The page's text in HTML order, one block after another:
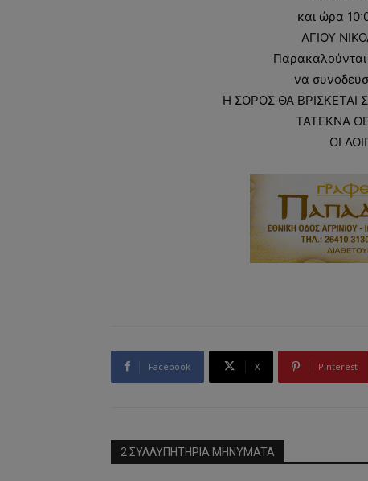
και ώρα
ΑΓΙΟΥ
Παρακαλούνται
να
Η ΣΟΡΟΣ ΘΑ ΒΡΙΣΚΕΤΑΙ
ΤΑΤΕΚΝΑ
ΟΙ
Facebook X Pinterest
2 ΣΥΛΛΥΠΗΤΗΡΙΑ MHNYMATA